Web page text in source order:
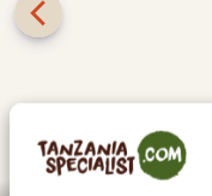
Het is de hemel op